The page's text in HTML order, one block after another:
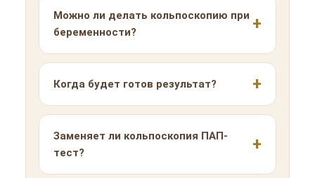
Можно ли делать кольпоскопию при
беременности?
Когда будет готов результат?
Заменяет ли кольпоскопия ПАП-
тест?